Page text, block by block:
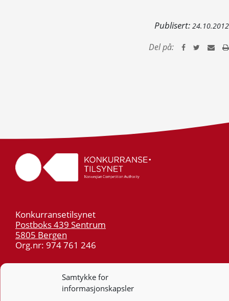
Samtykke for
informasjonskapsler
Publisert: 24.10.2012
Del på:
Konkurransetilsynet
Postboks 439 Sentrum
5805 Bergen
Org.nr: 974 761 246
55 59 75 00
post@kt.no